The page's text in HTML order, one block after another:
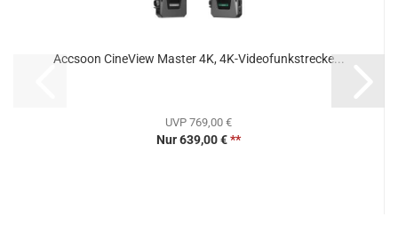
Accsoon CineView Master 4K, 4K-Videofunkstrecke...
UVP 769,00 €
Nur 639,00 €**